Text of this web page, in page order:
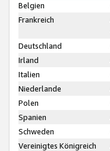
Belgien
Frankreich
Deutschland
Irland
Italien
Niederlande
Polen
Spanien
Schweden
Vereinigtes Königreich